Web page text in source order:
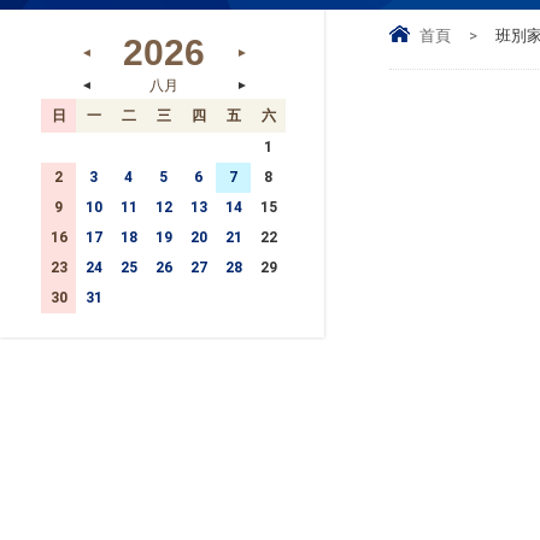
首頁 > 班別
◄ 2026 ►
◄ 八月 ►
日 一 二 三 四 五
六
1
2
3 4 5 6 7
8
9
10 11 12 13 14
15
16
17 18 19 20 21
22
23
24 25 26 27 28
29
30
31